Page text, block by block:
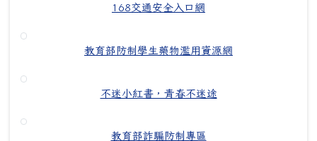
168交通安全入口網
教育部防制學生藥物濫用資源網
不迷小紅書，青春不迷途
教育部詐騙防制專區